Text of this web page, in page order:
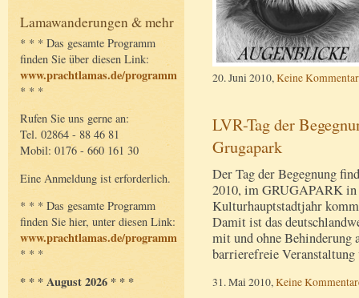
Lamawanderungen & mehr
* * * Das gesamte Programm
finden Sie über diesen Link:
www.prachtlamas.de/programm
* * *
Rufen Sie uns gerne an:
Tel. 02864 - 88 46 81
Mobil: 0176 - 660 161 30
Eine Anmeldung ist erforderlich.
* * * Das gesamte Programm
finden Sie hier, unter diesen Link:
www.prachtlamas.de/programm
* * *
* * * August 2026 * * *
20. Juni 2010, Keine
LVR-Tag der
Grugapark
Der Tag der Begegnung
2010, im GRUGAPARK in
Kulturhauptstadtjahr
Damit ist das
mit und ohne Behinderung
barrierefreie
31. Mai 2010,Keine